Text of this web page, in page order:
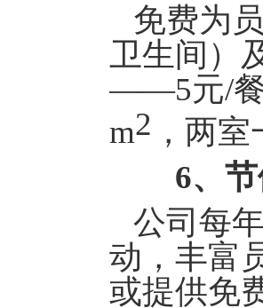
免费为
卫生间）
——5元/餐
m2 ，两
6、
公司每
动，丰富
或提供免